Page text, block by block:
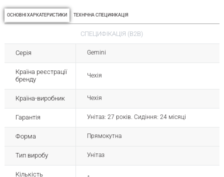
ОСНОВНІ ХАРКАТЕРИСТИКИ ТЕХНІЧНА СПЕЦИФІКАЦІЯ
СПЕЦИФІКАЦІЯ (B2B)
Серія Gemini
Країна реєстрації
бренду
Чехія
Країна-виробник Чехія
Гарантія Унітаз: 27 років. Сидіння: 24 місяці
Форма Прямокутна
Тип виробу Унітаз
Кількість